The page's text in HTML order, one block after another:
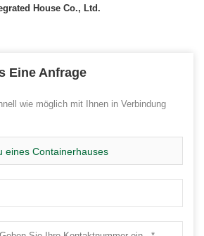
House Co., Ltd.
Eine Anfrage
wie möglich mit Ihnen in Verbindung
eines Containerhauses